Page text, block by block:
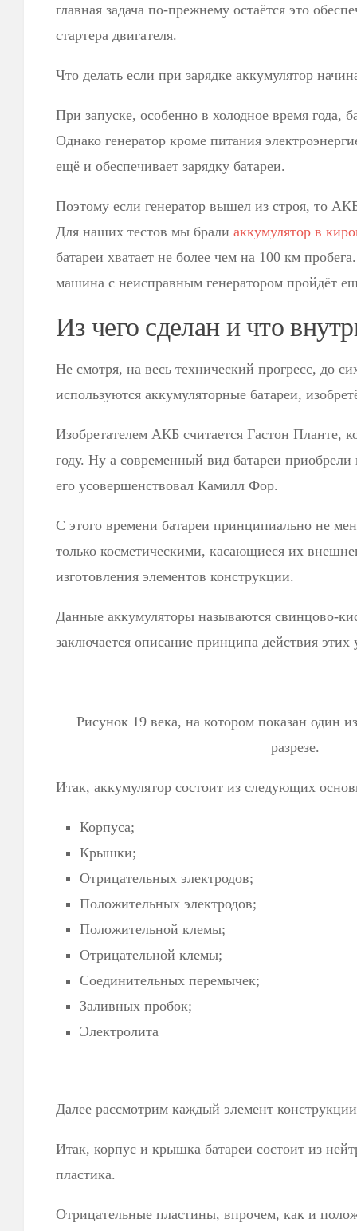
главная задача по-прежнему остаётся это
стартера двигателя.
Что делать если при зарядке аккумулятор
При запуске, особенно в холодное время года,
Однако генератор кроме питания
ещё и обеспечивает зарядку батареи.
Поэтому если генератор вышел из строя, то
Для наших тестов мы брали аккумулятор в
батареи хватает не более чем на 100 км
машина с неисправным генератором пройдёт
Из чего сделан и что
Не смотря, на весь технический прогресс, до
используются аккумуляторные батареи,
Изобретателем АКБ считается Гастон Планте,
году. Ну а современный вид батареи приобрели
его усовершенствовал Камилл Фор.
С этого времени батареи принципиально не
только косметическими, касающиеся их
изготовления элементов конструкции.
Данные аккумуляторы называются свинцово-
заключается описание принципа действия этих
Рисунок 19 века, на котором показан один
разрезе.
Итак, аккумулятор состоит из следующих
Корпуса;
Крышки;
Отрицательных электродов;
Положительных электродов;
Положительной клемы;
Отрицательной клемы;
Соединительных перемычек;
Заливных пробок;
Электролита
Далее рассмотрим каждый элемент
Итак, корпус и крышка батареи состоит из
пластика.
Отрицательные пластины, впрочем, как и